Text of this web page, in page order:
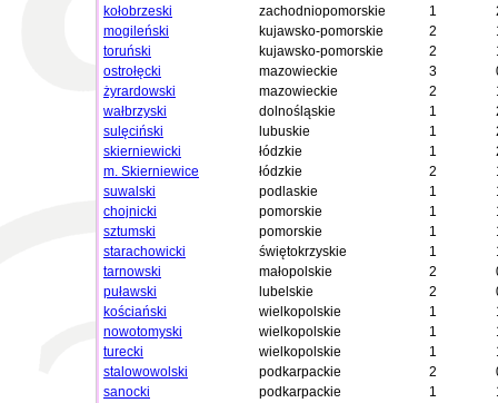
kołobrzeski
zachodniopomorskie 1
mogileński
kujawsko-pomorskie 2
toruński
kujawsko-pomorskie 2
ostrołęcki
mazowieckie 3
żyrardowski
mazowieckie 2
wałbrzyski
dolnośląskie 1
sulęciński
lubuskie 1
skierniewicki
łódzkie 1
m. Skierniewice
łódzkie 2
suwalski
podlaskie 1
chojnicki
pomorskie 1
sztumski
pomorskie 1
starachowicki
świętokrzyskie 1
tarnowski
małopolskie 2
puławski
lubelskie 2
kościański
wielkopolskie 1
nowotomyski
wielkopolskie 1
turecki
wielkopolskie 1
stalowowolski
podkarpackie 2
sanocki
podkarpackie 1